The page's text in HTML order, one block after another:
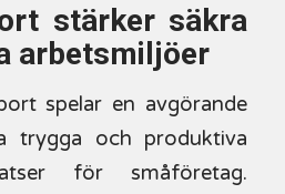
stärker säkra
arbetsmiljöer
spelar en avgörande
trygga och produktiva
för småföretag.